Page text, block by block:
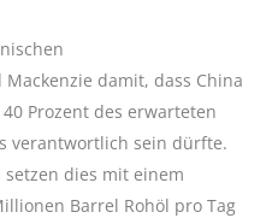
damit, dass China
Prozent des erwarteten
verantwortlich sein dürfte.
dies mit einem
Barrel Rohöl pro Tag